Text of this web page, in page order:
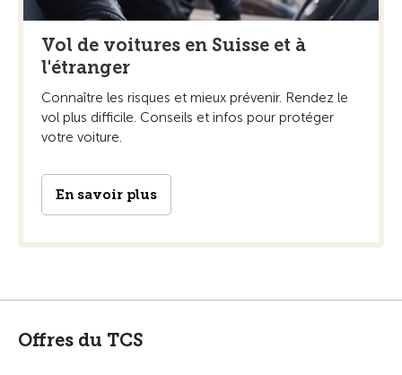
Vol de voitures en Suisse et à
l'étranger
Connaître les risques et mieux prévenir. Rendez le
vol plus difficile. Conseils et infos pour protéger
votre voiture.
En savoir plus
Offres du TCS